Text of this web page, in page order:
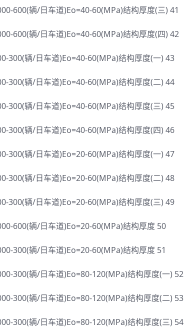
600(辆/日车道)Eo=40-60(MPa)结构厚度(三) 41
600(辆/日车道)Eo=40-60(MPa)结构厚度(四) 42
300(辆/日车道)Eo=40-60(MPa)结构厚度(一) 43
300(辆/日车道)Eo=40-60(MPa)结构厚度(二) 44
300(辆/日车道)Eo=40-60(MPa)结构厚度(三) 45
300(辆/日车道)Eo=40-60(MPa)结构厚度(四) 46
300(辆/日车道)Eo=20-60(MPa)结构厚度(一) 47
300(辆/日车道)Eo=20-60(MPa)结构厚度(二) 48
300(辆/日车道)Eo=20-60(MPa)结构厚度(三) 49
600(辆/日车道)Eo=20-60(MPa)结构厚度 50
300(辆/日车道)Eo=20-60(MPa)结构厚度 51
300(辆/日车道)Eo=80-120(MPa)结构厚度(一) 52
300(辆/日车道)Eo=80-120(MPa)结构厚度(二) 53
300(辆/日车道)Eo=80-120(MPa)结构厚度(三) 54